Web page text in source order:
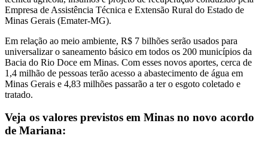
Empresa de Assistência Técnica e Extensão Rural do Estado de
Minas Gerais (Emater-MG).
Em relação ao meio ambiente, R$ 7 bilhões serão usados para
universalizar o saneamento básico em todos os 200 municípios da
Bacia do Rio Doce em Minas. Com esses novos aportes, cerca de
1,4 milhão de pessoas terão acesso a abastecimento de água em
Minas Gerais e 4,83 milhões passarão a ter o esgoto coletado e
tratado.
Veja os valores previstos em Minas no novo acordo
de Mariana: